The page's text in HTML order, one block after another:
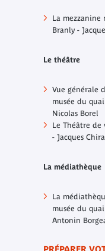
La
Branly -
Le théâtre
Vue générale
musée du
Nicolas Borel
Le Théâtre
- Jacques
La médiathèque
La
musée du
Antonin